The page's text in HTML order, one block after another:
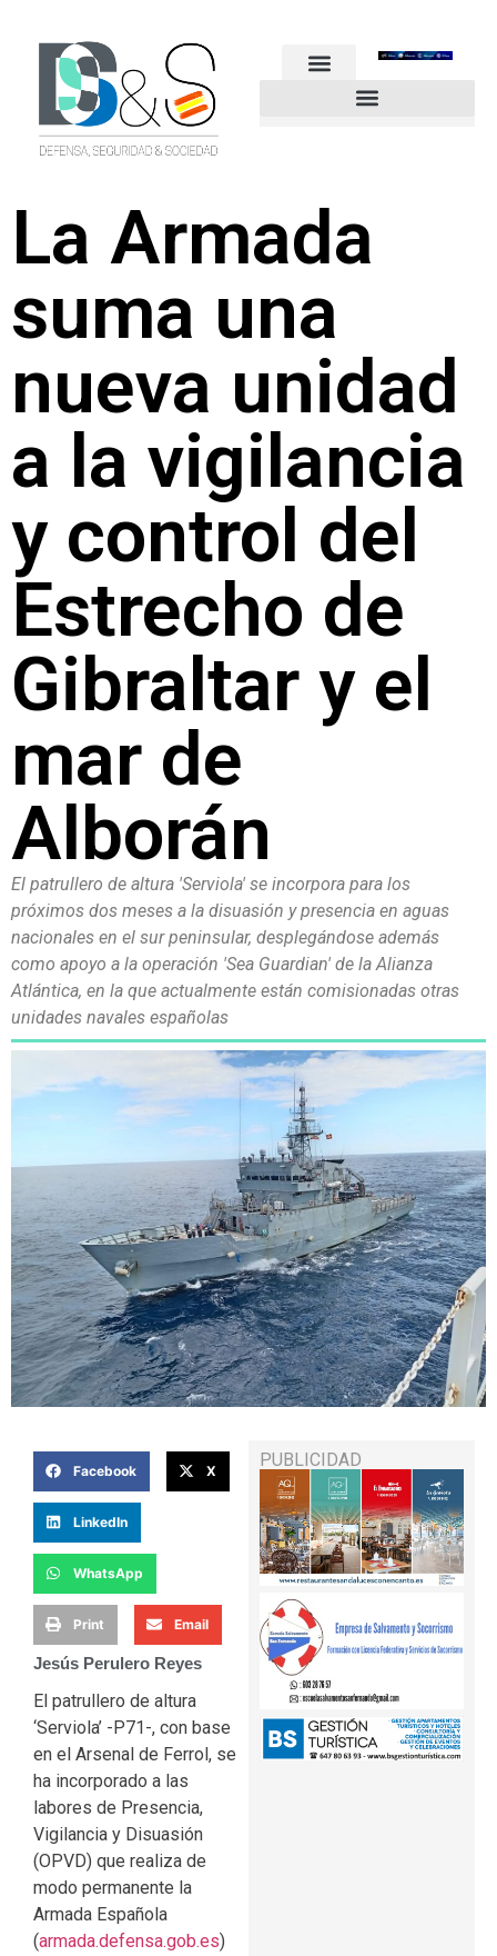
La Armada
suma una
nueva unidad
a la vigilancia
y control del
Estrecho de
Gibraltar y el
mar de
Alborán
El patrullero de altura 'Serviola' se incorpora para los
próximos dos meses a la disuasión y presencia en aguas
nacionales en el sur peninsular, desplegándose además
como apoyo a la operación 'Sea Guardian' de la Alianza
Atlántica, en la que actualmente están comisionadas otras
unidades navales españolas
Facebook X
LinkedIn
WhatsApp
Print Email
Jesús Perulero Reyes
El patrullero de altura
‘Serviola’ -P71-, con base
en el Arsenal de Ferrol, se
ha incorporado a las
labores de Presencia,
Vigilancia y Disuasión
(OPVD) que realiza de
modo permanente la
Armada Española
(armada.defensa.gob.es)
PUBLICIDAD